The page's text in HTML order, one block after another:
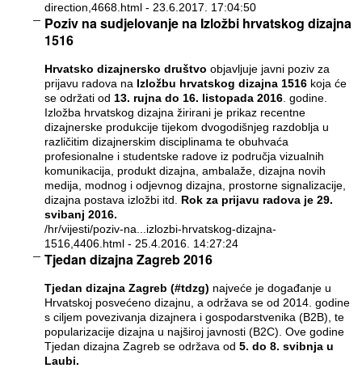
direction,4668.html- 23.6.2017. 17:04:50
Poziv na sudjelovanje na Izložbi hrvatskog dizajna
1516
Hrvatsko dizajnersko društvo objavljuje javni poziv za
prijavu radova na Izložbu hrvatskog dizajna 1516koja će
se održati od 13. rujna do 16. listopada 2016. godine.
Izložba hrvatskog dizajna žirirani je prikaz recentne
dizajnerske produkcije tijekom dvogodišnjeg razdoblja u
različitim dizajnerskim disciplinama te obuhvaća
profesionalne i studentske radove iz područja vizualnih
komunikacija, produkt dizajna, ambalaže, dizajna novih
medija, modnog i odjevnog dizajna, prostorne signalizacije,
dizajna postava izložbi itd. Rok za prijavu radova je 29.
svibanj 2016.
/hr/vijesti/poziv-na...izlozbi-hrvatskog-dizajna-
1516,4406.html- 25.4.2016. 14:27:24
Tjedan dizajna Zagreb 2016
Tjedan dizajna Zagreb (#tdzg) najveće je događanje u
Hrvatskoj posvećeno dizajnu, a održava se od 2014. godine
s ciljem povezivanja dizajnera i gospodarstvenika (B2B), te
popularizacije dizajna u najširoj javnosti (B2C). Ove godine
Tjedan dizajna Zagreb se održava od 5. do 8. svibnja u
Laubi.